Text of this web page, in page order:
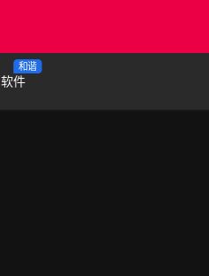
软件
和谐